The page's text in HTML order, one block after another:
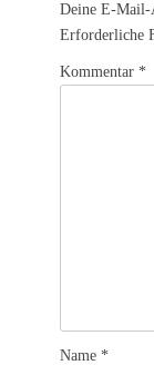
Deine E-Mail-
Erforderliche
Kommentar *
Name *